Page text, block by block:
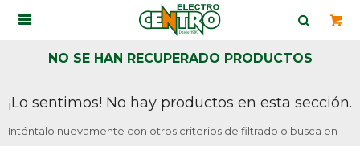

NO SE HAN RECUPERADO PRODUCTOS
¡Lo sentimos! No hay productos en esta sección.
Inténtalo nuevamente con otros criterios de filtrado o busca en